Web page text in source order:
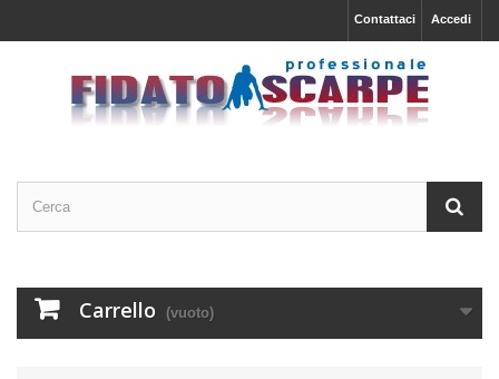
Accedi
Contattaci
Carrello (vuoto)